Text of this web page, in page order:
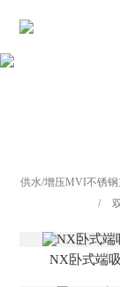
供水/增压MVI不锈
/
NX卧式端